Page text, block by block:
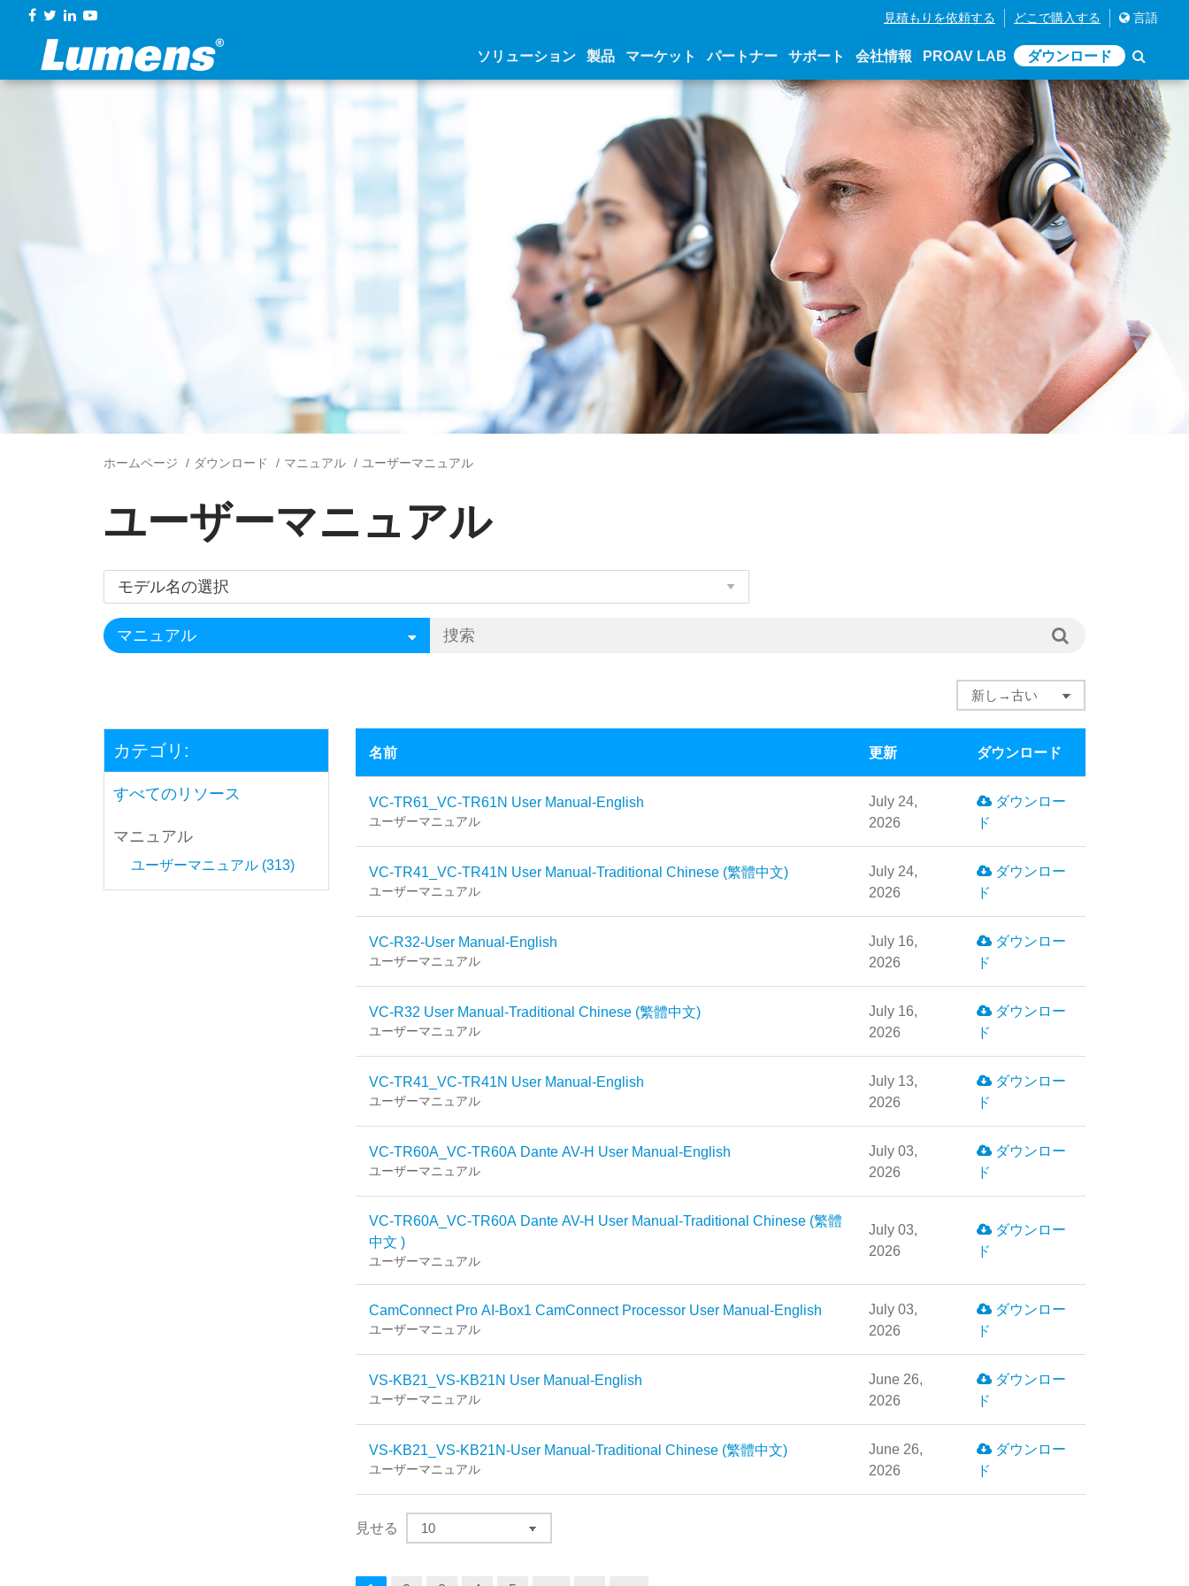
見積もりを依頼する どこで購入する 言語
ソリューション 製品 マーケット パートナー サポート 会社情報 PROAV LAB ダウンロード
ホームページ ダウンロード マニュアル ユーザーマニュアル
ユーザーマニュアル
カテゴリ:
すべてのリソース
マニュアル
ユーザーマニュアル (313)
名前 更新 ダウンロード
VC-TR61_VC-TR61N User Manual-English
ユーザーマニュアル
July 24,
2026
ダウンロー
ド
VC-TR41_VC-TR41N User Manual-Traditional Chinese (繁體中文)
ユーザーマニュアル
July 24,
2026
ダウンロー
ド
VC-R32-User Manual-English
ユーザーマニュアル
July 16,
2026
ダウンロー
ド
VC-R32 User Manual-Traditional Chinese (繁體中文)
ユーザーマニュアル
July 16,
2026
ダウンロー
ド
VC-TR41_VC-TR41N User Manual-English
ユーザーマニュアル
July 13,
2026
ダウンロー
ド
VC-TR60A_VC-TR60A Dante AV-H User Manual-English
ユーザーマニュアル
July 03,
2026
ダウンロー
ド
VC-TR60A_VC-TR60A Dante AV-H User Manual-Traditional Chinese (繁體
中文 )
ユーザーマニュアル
July 03,
2026
ダウンロー
ド
CamConnect Pro AI-Box1 CamConnect Processor User Manual-English
ユーザーマニュアル
July 03,
2026
ダウンロー
ド
VS-KB21_VS-KB21N User Manual-English
ユーザーマニュアル
June 26,
2026
ダウンロー
ド
VS-KB21_VS-KB21N-User Manual-Traditional Chinese (繁體中文)
ユーザーマニュアル
June 26,
2026
ダウンロー
ド
見せる